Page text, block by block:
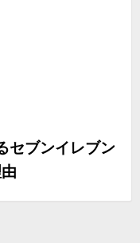
セブンイレブン